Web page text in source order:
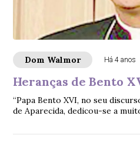
Dom Walmor Há 4 anos
Heranças de Bento
“Papa Bento XVI, no seu
de Aparecida, dedicou-se a
decisiva para a riqueza do